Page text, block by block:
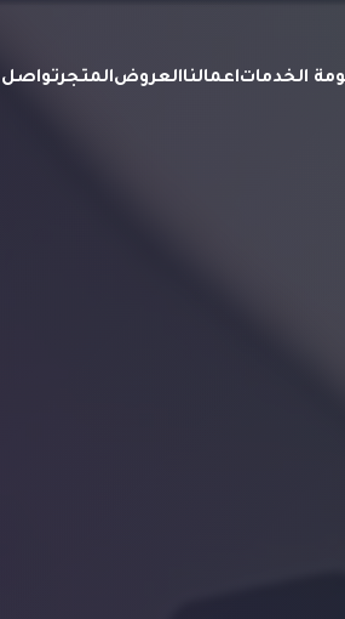
الخدماتاعمالناالعروضالمتجرتواصل